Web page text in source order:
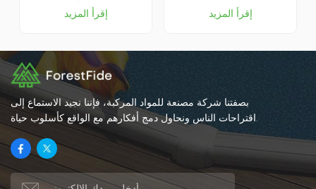
ممتاز، وثبات عالٍ، ومقاومة
للتآكل، وتوفير للوقت والجهد،
لمختلف البيئات الداخلية
والخارجية. وبشكل عام، تُعتبر
أرضيات الخشب والبلاستيك
إقرأ المزيد
ممتاز، وثبات عالٍ، ومقاومة
للتآكل، وتوفير الوقت والجهد،
إقرأ المزيد
بصفتنا شركة مصنعة للمواد المركبة، فإننا نجيد الاستماع إلى
اقتراحات الناس ونحاول دمج أفكارهم مع الواقع كأسلوب حياة.